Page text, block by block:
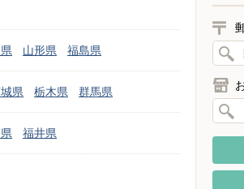
山形県 福島県
県 栃木県 群馬県
福井県